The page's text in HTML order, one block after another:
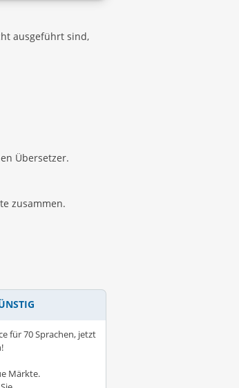
ausgeführt sind,
Übersetzer.
zusammen.
für 70 Sprachen, jetzt
Märkte.